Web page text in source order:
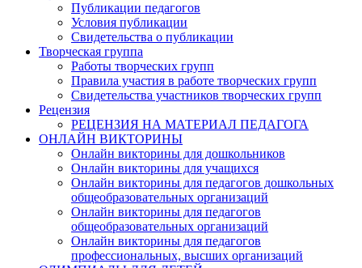
Публикации педагогов
Условия публикации
Свидетельства о публикации
Творческая группа
Работы творческих групп
Правила участия в работе творческих групп
Свидетельства участников творческих групп
Рецензия
РЕЦЕНЗИЯ НА МАТЕРИАЛ ПЕДАГОГА
ОНЛАЙН ВИКТОРИНЫ
Онлайн викторины для дошкольников
Онлайн викторины для учащихся
Онлайн викторины для педагогов дошкольных
общеобразовательных организаций
Онлайн викторины для педагогов
общеобразовательных организаций
Онлайн викторины для педагогов
профессиональных, высших организаций